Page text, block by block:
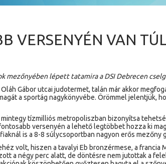
VERSENYÉN VAN
mezőnyében lépett tatamira a DSI Debrecen
Gábor utcai judotermet, talán már akkor
a sportág nagykönyvébe. Örömmel jelentjük,
tízmilliós metropoliszban bizonyítsa
versenyén a lehető legtöbbet hozza ki
is a 8-8 súlycsoportban nagyon erős mezőny
volt, hiszen a tavalyi Eb bronzérmese, a francia
a négy perc alatt, de döntésre nem jutottak a